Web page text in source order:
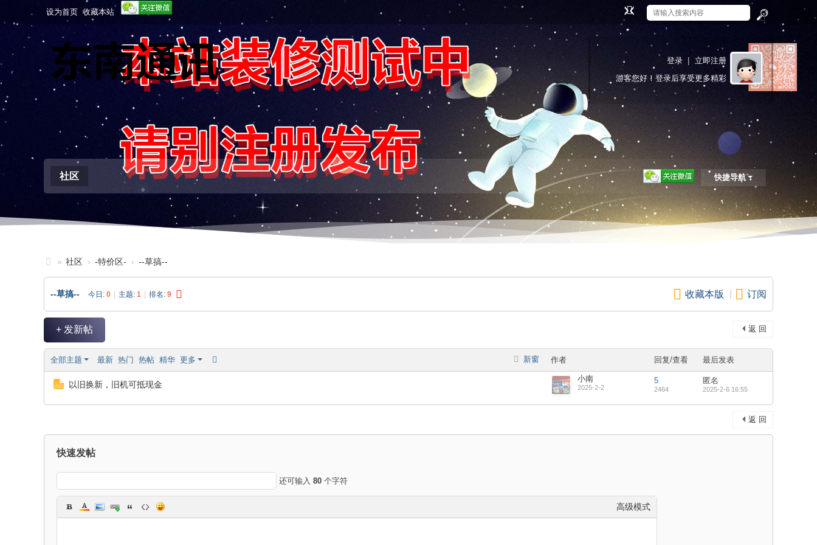
设为首页 收藏本站
索
切
换
窄
版
登录
立即注册
游客您好！登录后享受更多精彩
快捷导航
社区
东
南
通
» 社区 › -特价区- › --草搞--
收藏本版 订阅
--草搞-- 今日: 0 主题: 1 排名: 9
返 回
+ 发新帖
新窗
全部主题 最新 热门 热帖 精华 更多 作者 回复/查看 最后发表
以旧换新，旧机可抵现金
小南
2025-2-2
5
2464
匿名
2025-2-6 16:55
返 回
快速发帖
还可输入 80 个字符
高级模式